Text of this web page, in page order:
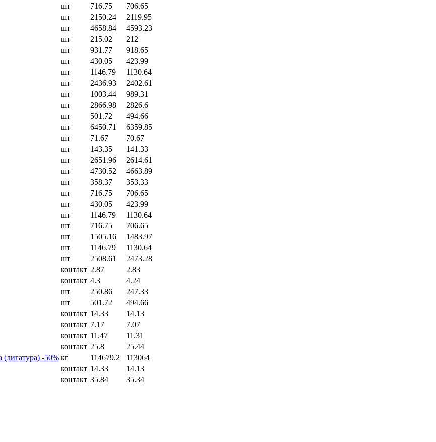
шт 716.75
706.65
шт 2150.24
2119.95
шт 4658.84
4593.23
шт 215.02
212
шт 931.77
918.65
шт 430.05
423.99
шт 1146.79
1130.64
шт 2436.93
2402.61
шт 1003.44
989.31
шт 2866.98
2826.6
шт 501.72
494.66
шт 6450.71
6359.85
шт 71.67
70.67
шт 143.35
141.33
шт 2651.96
2614.61
шт 4730.52
4663.89
шт 358.37
353.33
шт 716.75
706.65
шт 430.05
423.99
шт 1146.79
1130.64
шт 716.75
706.65
шт 1505.16
1483.97
шт 1146.79
1130.64
шт 2508.61
2473.28
контакт 2.87
2.83
контакт 4.3
4.24
шт 250.86
247.33
шт 501.72
494.66
контакт 14.33
14.13
контакт 7.17
7.07
контакт 11.47
11.31
контакт 25.8
25.44
-50% кг 114679.2
113064
контакт 14.33
14.13
контакт 35.84 35.34